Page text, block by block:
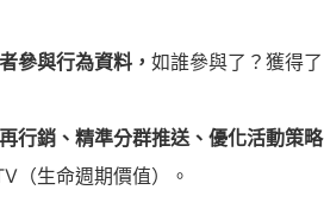
參與行為資料， 如誰參與了？獲得了
行銷、精準分群推送、優化活動策略
（生命週期價值）。